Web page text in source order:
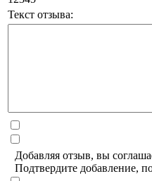
Текст отзыва:
Добавляя отзыв, вы
Подтвердите добавление,